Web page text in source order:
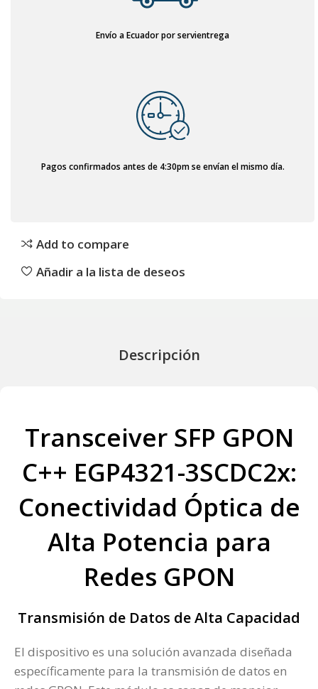
Envío a Ecuador por servientrega
Pagos confirmados antes de 4:30pm se envían el mismo día.
Add to compare
Añadir a la lista de deseos
Descripción
Transceiver SFP GPON
C++ EGP4321-3SCDC2x:
Conectividad Óptica de
Alta Potencia para
Redes GPON
Transmisión de Datos de Alta Capacidad
El dispositivo es una solución avanzada diseñada
específicamente para la transmisión de datos en